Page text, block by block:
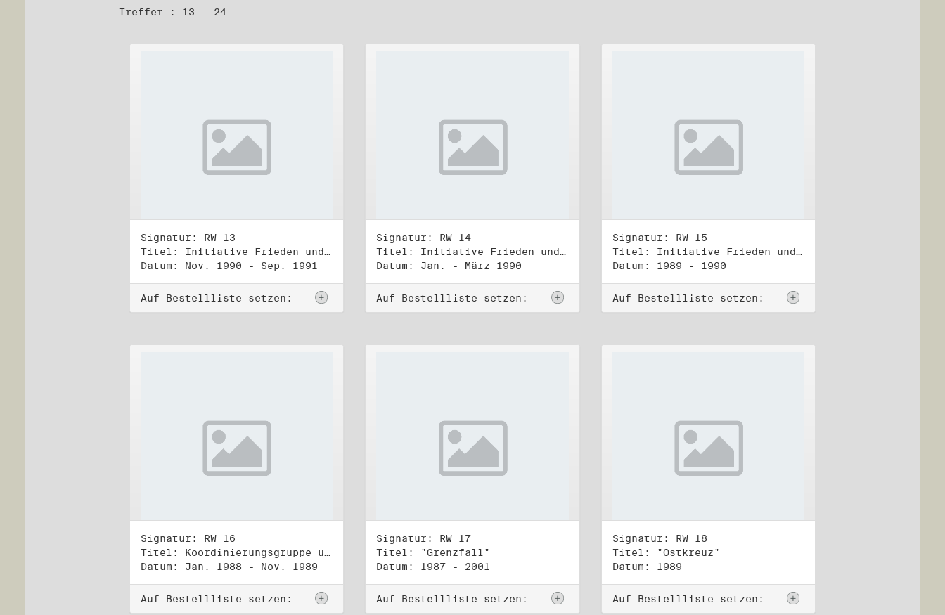
Treffer : 13 - 24
Signatur: RW 13
Titel: Initiative Frieden und Menschenrechte (3)
Datum: Nov. 1990 - Sep. 1991
Auf Bestellliste setzen:
Signatur: RW 14
Titel: Initiative Frieden und Menschenrechte, Volkskammerwahl 18.3.1990
Datum: Jan. - März 1990
Auf Bestellliste setzen:
Signatur: RW 15
Titel: Initiative Frieden und Menschenrechte, Veröffentlichungen
Datum: 1989 - 1990
Auf Bestellliste setzen:
Signatur: RW 16
Titel: Koordinierungsgruppe und Kontakttelefongruppe
Datum: Jan. 1988 - Nov. 1989
Auf Bestellliste setzen:
Signatur: RW 17
Titel: "Grenzfall"
Datum: 1987 - 2001
Auf Bestellliste setzen:
Signatur: RW 18
Titel: "Ostkreuz"
Datum: 1989
Auf Bestellliste setzen: